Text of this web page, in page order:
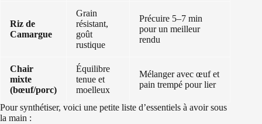
Riz de
Camargue
Grain
résistant,
goût
rustique
Précuire 5–7 min
pour un meilleur
rendu
Chair
mixte
(bœuf/porc)
Équilibre
tenue et
moelleux
Mélanger avec œuf et
pain trempé pour lier
Pour synthétiser, voici une petite liste d’essentiels à avoir sous
la main :